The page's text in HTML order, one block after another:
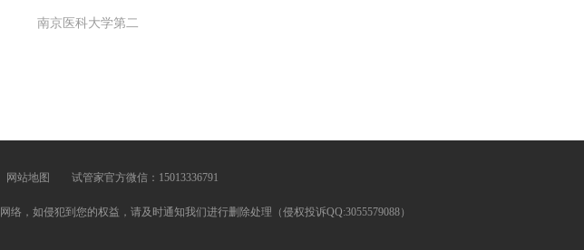
南京医科大学第二
网站地图 试管家官方微信：15013336791
，如侵犯到您的权益，请及时通知我们进行删除处理（侵权投诉QQ:3055579088）